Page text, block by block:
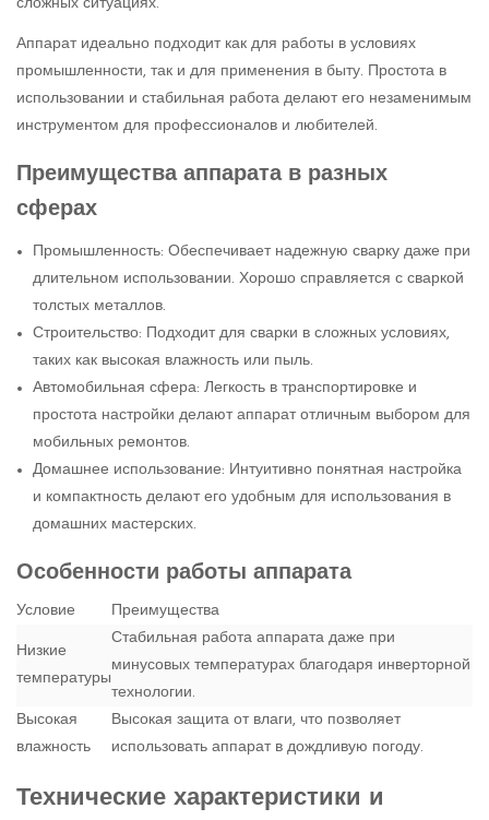
сложных ситуациях.
Аппарат идеально подходит как для работы в условиях
промышленности, так и для применения в быту. Простота в
использовании и стабильная работа делают его незаменимым
инструментом для профессионалов и любителей.
Преимущества аппарата в разных
сферах
Промышленность: Обеспечивает надежную сварку даже при
длительном использовании. Хорошо справляется с сваркой
толстых металлов.
Строительство: Подходит для сварки в сложных условиях,
таких как высокая влажность или пыль.
Автомобильная сфера: Легкость в транспортировке и
простота настройки делают аппарат отличным выбором для
мобильных ремонтов.
Домашнее использование: Интуитивно понятная настройка
и компактность делают его удобным для использования в
домашних мастерских.
Особенности работы аппарата
Условие Преимущества
Низкие
температуры
Стабильная работа аппарата даже при
минусовых температурах благодаря инверторной
технологии.
Высокая
влажность
Высокая защита от влаги, что позволяет
использовать аппарат в дождливую погоду.
Технические характеристики и